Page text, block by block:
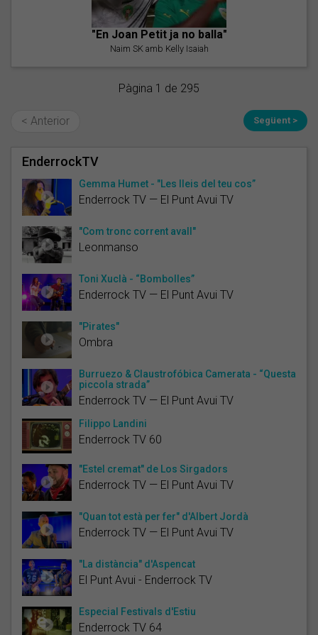
"En Joan Petit ja no balla"
Naim SK amb Kelly Isaiah
Pàgina 1 de 295
< Anterior Següent >
EnderrockTV
Gemma Humet - "Les lleis del teu cos”
Enderrock TV — El Punt Avui TV
"Com tronc corrent avall"
Leonmanso
Toni Xuclà - “Bombolles”
Enderrock TV — El Punt Avui TV
"Pirates"
Ombra
Burruezo & Claustrofóbica Camerata - “Questa
piccola strada”
Enderrock TV — El Punt Avui TV
Filippo Landini
Enderrock TV 60
"Estel cremat" de Los Sirgadors
Enderrock TV — El Punt Avui TV
"Quan tot està per fer" d'Albert Jordà
Enderrock TV — El Punt Avui TV
"La distància" d'Aspencat
El Punt Avui - Enderrock TV
Especial Festivals d'Estiu
Enderrock TV 64